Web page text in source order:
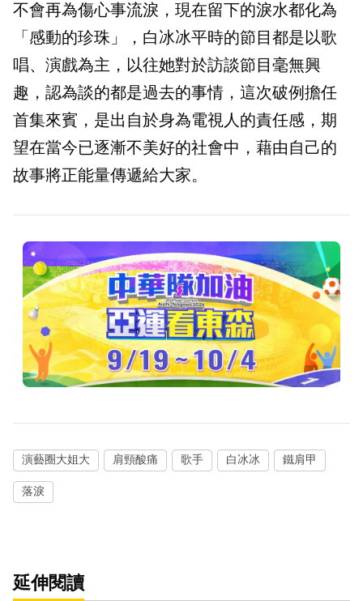
不會再為傷心事流淚，現在留下的淚水都化為
「感動的珍珠」，白冰冰平時的節目都是以歌
唱、演戲為主，以往她對於訪談節目毫無興
趣，認為談的都是過去的事情，這次破例擔任
首集來賓，是出自於身為電視人的責任感，期
望在當今已逐漸不美好的社會中，藉由自己的
故事將正能量傳遞給大家。
演藝圈大姐大 肩頸酸痛 歌手 白冰冰 鐵肩甲
落淚
延伸閱讀